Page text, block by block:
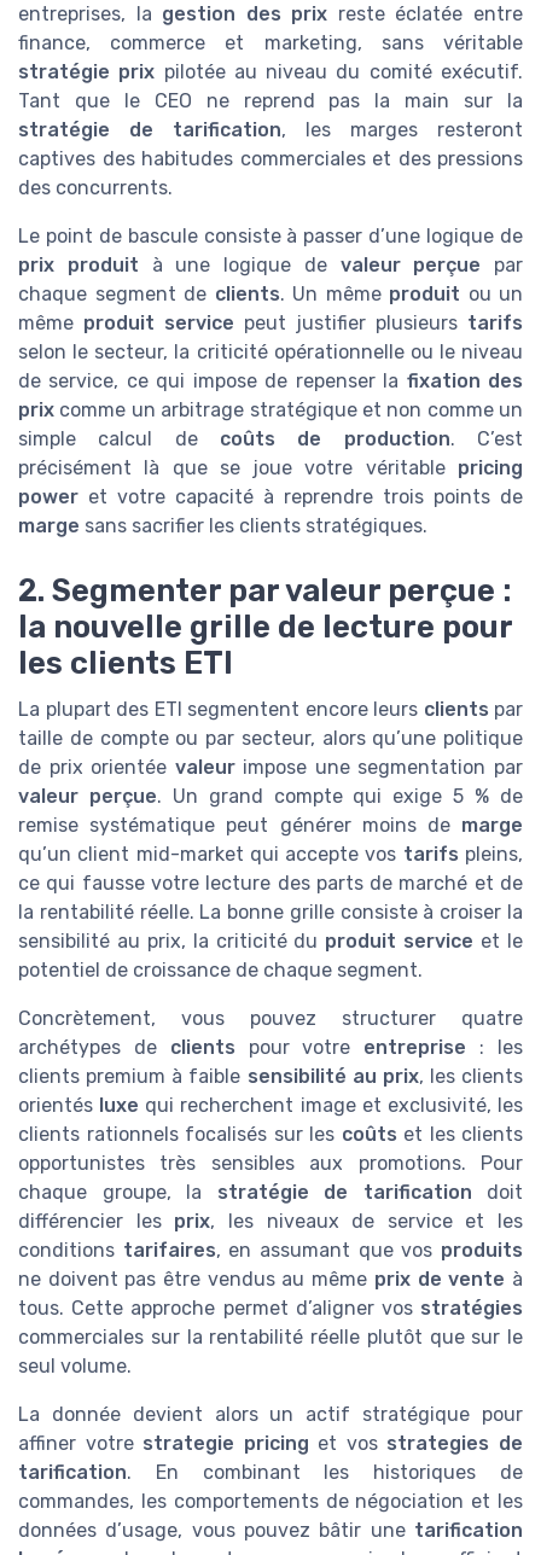
entreprises, la gestion des prix reste éclatée entre
finance, commerce et marketing, sans véritable
stratégie prix pilotée au niveau du comité exécutif.
Tant que le CEO ne reprend pas la main sur la
stratégie de tarification, les marges resteront
captives des habitudes commerciales et des pressions
des concurrents.
Le point de bascule consiste à passer d’une logique de
prix produit à une logique de valeur perçue par
chaque segment de clients. Un même produit ou un
même produit service peut justifier plusieurs tarifs
selon le secteur, la criticité opérationnelle ou le niveau
de service, ce qui impose de repenser la fixation des
prix comme un arbitrage stratégique et non comme un
simple calcul de coûts de production. C’est
précisément là que se joue votre véritable pricing
power et votre capacité à reprendre trois points de
marge sans sacrifier les clients stratégiques.
2. Segmenter par valeur perçue :
la nouvelle grille de lecture pour
les clients ETI
La plupart des ETI segmentent encore leurs clients par
taille de compte ou par secteur, alors qu’une politique
de prix orientée valeurimpose une segmentation par
valeur perçue. Un grand compte qui exige 5 % de
remise systématique peut générer moins de marge
qu’un client mid-market qui accepte vos tarifs pleins,
ce qui fausse votre lecture des parts de marché et de
la rentabilité réelle. La bonne grille consiste à croiser la
sensibilité au prix, la criticité du produit service et le
potentiel de croissance de chaque segment.
Concrètement, vous pouvez structurer quatre
archétypes de clients pour votre entreprise : les
clients premium à faible sensibilité au prix, les clients
orientés luxe qui recherchent image et exclusivité, les
clients rationnels focalisés sur les coûts et les clients
opportunistes très sensibles aux promotions. Pour
chaque groupe, la stratégie de tarification doit
différencier les prix, les niveaux de service et les
conditions tarifaires, en assumant que vos produits
ne doivent pas être vendus au même prix de vente à
tous. Cette approche permet d’aligner vos stratégies
commerciales sur la rentabilité réelle plutôt que sur le
seul volume.
La donnée devient alors un actif stratégique pour
affiner votre strategie pricing et vos strategies de
tarification. En combinant les historiques de
commandes, les comportements de négociation et les
données d’usage, vous pouvez bâtir une tarification